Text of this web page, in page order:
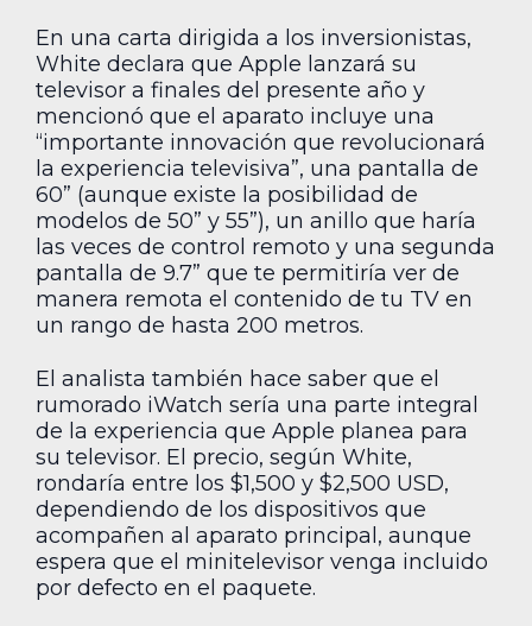
En una carta dirigida a los inversionistas,
White declara que Apple lanzará su
televisor a finales del presente año y
mencionó que el aparato incluye una
“importante innovación que revolucionará
la experiencia televisiva”, una pantalla de
60” (aunque existe la posibilidad de
modelos de 50” y 55”), un anillo que haría
las veces de control remoto y una segunda
pantalla de 9.7” que te permitiría ver de
manera remota el contenido de tu TV en
un rango de hasta 200 metros.
El analista también hace saber que el
rumorado iWatch sería una parte integral
de la experiencia que Apple planea para
su televisor. El precio, según White,
rondaría entre los $1,500 y $2,500 USD,
dependiendo de los dispositivos que
acompañen al aparato principal, aunque
espera que el minitelevisor venga incluido
por defecto en el paquete.